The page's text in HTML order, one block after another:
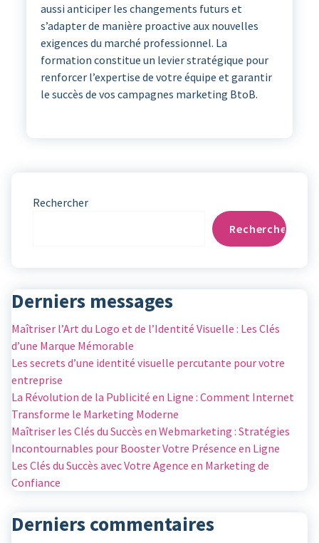
aussi anticiper les changements futurs et
s’adapter de manière proactive aux nouvelles
exigences du marché professionnel. La
formation constitue un levier stratégique pour
renforcer l’expertise de votre équipe et garantir
le succès de vos campagnes marketing BtoB.
Rechercher
Rechercher
Derniers messages
Maîtriser l’Art du Logo et de l’Identité Visuelle : Les Clés
d’une Marque Mémorable
Les secrets d’une identité visuelle percutante pour votre
entreprise
La Révolution de la Publicité en Ligne : Comment Internet
Transforme le Marketing Moderne
Maîtriser les Clés du Succès en Webmarketing : Stratégies
Incontournables pour Booster Votre Présence en Ligne
Les Clés du Succès avec Votre Agence en Marketing de
Confiance
Derniers commentaires